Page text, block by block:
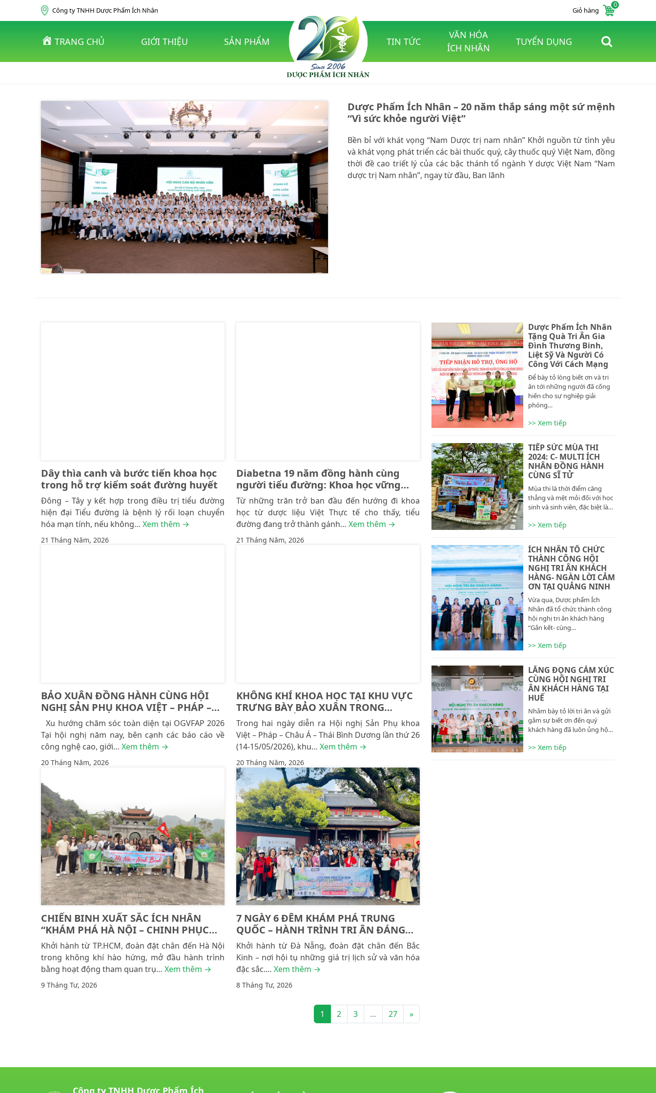
Skip to content Công ty TNHH Dược Phẩm Ích Nhân Giỏ hàng
0
TRANG CHỦ GIỚI THIỆU SẢN PHẨM TIN TỨC
VĂN HÓA
ÍCH NHÂN
TUYỂN DỤNG
Dược Phẩm Ích Nhân – 20 năm thắp sáng một sứ mệnh
“Vì sức khỏe người Việt”
Bền bỉ với khát vọng “Nam Dược trị nam nhân” Khởi nguồn từ tình yêu
và khát vọng phát triển các bài thuốc quý, cây thuốc quý Việt Nam, đồng
thời đề cao triết lý của các bậc thánh tổ ngành Y dược Việt Nam “Nam
dược trị Nam nhân”, ngay từ đầu, Ban lãnh
Dược Phẩm Ích Nhân
Tặng Quà Tri Ân Gia
Đình Thương Binh,
Liệt Sỹ Và Người Có
Công Với Cách Mạng
Để bày tỏ lòng biết ơn và tri
ân tới những người đã cống
hiến cho sự nghiệp giải
phóng…
>> Xem tiếp
TIẾP SỨC MÙA THI
2024: C- MULTI ÍCH
NHÂN ĐỒNG HÀNH
CÙNG SĨ TỬ
Mùa thi là thời điểm căng
thẳng và mệt mỏi đối với học
sinh và sinh viên, đặc biệt là…
>> Xem tiếp
ÍCH NHÂN TỔ CHỨC
THÀNH CÔNG HỘI
NGHỊ TRI ÂN KHÁCH
HÀNG- NGÀN LỜI CẢM
ƠN TẠI QUẢNG NINH
Vừa qua, Dược phẩm Ích
Nhân đã tổ chức thành công
hội nghị tri ân khách hàng
“Gắn kết- cùng…
>> Xem tiếp
LẮNG ĐỌNG CẢM XÚC
CÙNG HỘI NGHỊ TRI
ÂN KHÁCH HÀNG TẠI
HUẾ
Nhằm bày tỏ lời tri ân và gửi
gắm sự biết ơn đến quý
khách hàng đã luôn ủng hộ…
>> Xem tiếp
Dây thìa canh và bước tiến khoa học
trong hỗ trợ kiểm soát đường huyết
Đông – Tây y kết hợp trong điều trị tiểu đường
hiện đại Tiểu đường là bệnh lý rối loạn chuyển
hóa mạn tính, nếu không… Xem thêm →
21 Tháng Năm, 2026
Diabetna 19 năm đồng hành cùng
người tiểu đường: Khoa học vững
vàng – Trọn vẹn niềm tin
Từ những trăn trở ban đầu đến hướng đi khoa
học từ dược liệu Việt Thực tế cho thấy, tiểu
đường đang trở thành gánh… Xem thêm →
21 Tháng Năm, 2026
BẢO XUÂN ĐỒNG HÀNH CÙNG HỘI
NGHỊ SẢN PHỤ KHOA VIỆT – PHÁP –
CHÂU Á – THÁI BÌNH DƯƠNG LẦN
THỨ 26: 16 NĂM KHẲNG ĐỊNH VỊ THẾ
TỪ NỀN TẢNG KHOA HỌC
Xu hướng chăm sóc toàn diện tại OGVFAP 2026
Tại hội nghị năm nay, bên cạnh các báo cáo về
công nghệ cao, giới… Xem thêm →
20 Tháng Năm, 2026
KHÔNG KHÍ KHOA HỌC TẠI KHU VỰC
TRƯNG BÀY BẢO XUÂN TRONG
KHUÔN KHỔ OGVFAP 2026
Trong hai ngày diễn ra Hội nghị Sản Phụ khoa
Việt – Pháp – Châu Á – Thái Bình Dương lần thứ 26
(14-15/05/2026), khu… Xem thêm →
20 Tháng Năm, 2026
CHIẾN BINH XUẤT SẮC ÍCH NHÂN
“KHÁM PHÁ HÀ NỘI – CHINH PHỤC
CỐ ĐÔ”
Khởi hành từ TP.HCM, đoàn đặt chân đến Hà Nội
trong không khí hào hứng, mở đầu hành trình
bằng hoạt động tham quan trụ… Xem thêm →
9 Tháng Tư, 2026
7 NGÀY 6 ĐÊM KHÁM PHÁ TRUNG
QUỐC – HÀNH TRÌNH TRI ÂN ĐÁNG
NHỚ CÙNG ÍCH NHÂN MIỀN TRUNG
Khởi hành từ Đà Nẵng, đoàn đặt chân đến Bắc
Kinh – nơi hội tụ những giá trị lịch sử và văn hóa
đặc sắc.… Xem thêm →
8 Tháng Tư, 2026
1 2 3 … 27 »
Công ty TNHH Dược Phẩm Ích